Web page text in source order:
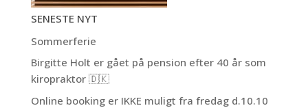
SENESTE NYT
Sommerferie
Birgitte Holt er gået på pension efter 40 år som
kiropraktor 🇩🇰
Online booking er IKKE muligt fra fredag d.10.10